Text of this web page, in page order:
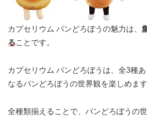
カプセリウム パンどろぼうの魅力は、
ることです。
カプセリウム パンどろぼうは、全3種
なるパンどろぼうの世界観を楽しめます
全種類揃えることで、パンどろぼうの